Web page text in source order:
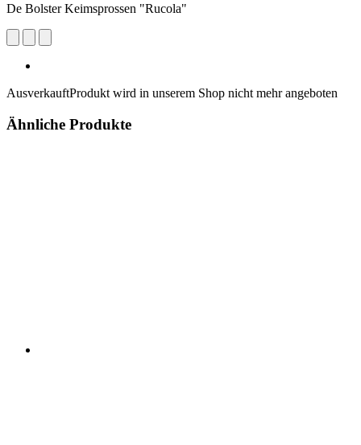
De Bolster Keimsprossen "Rucola"
AusverkauftProdukt wird in unserem Shop nicht mehr angeboten
Ähnliche Produkte